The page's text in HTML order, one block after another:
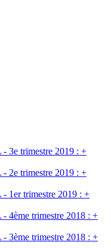
- 3e trimestre 2019 : +
- 2e trimestre 2019 : +
- 1er trimestre 2019 : +
4ème trimestre 2018 : +
3ème trimestre 2018 : +